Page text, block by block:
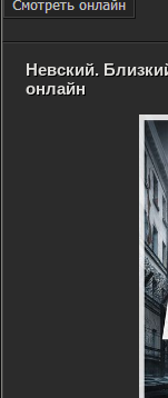
Невский.
онлайн